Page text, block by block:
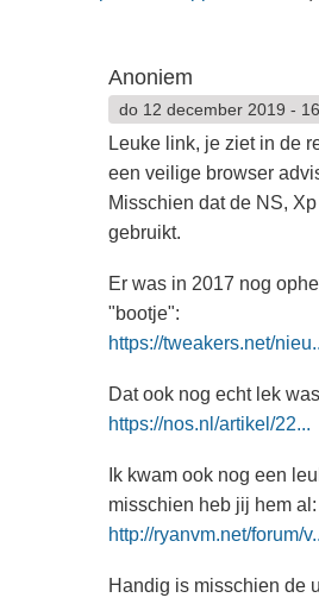
Anoniem
do 12 december 2019 -
Leuke link, je ziet in de
een veilige browser
Misschien dat de NS,
gebruikt.
Er was in 2017 nog
"bootje":
https://tweakers.net/
Dat ook nog echt lek
https://nos.nl/artikel/22...
Ik kwam ook nog een
misschien heb jij hem al:
http://ryanvm.net/forum/
Handig is misschien de